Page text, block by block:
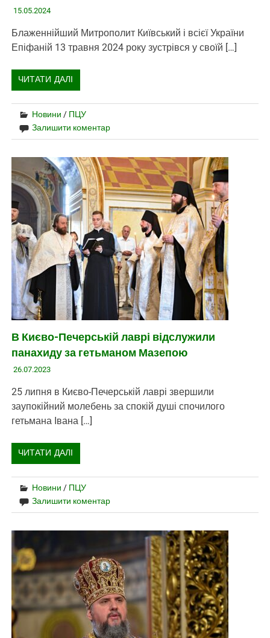
15.05.2024
Блаженнійший Митрополит Київський і всієї України
Епіфаній 13 травня 2024 року зустрівся у своїй […]
ЧИТАТИ ДАЛІ
Новини / ПЦУ
Залишити коментар
В Києво-Печерській лаврі відслужили
панахиду за гетьманом Мазепою
26.07.2023
25 липня в Києво-Печерській лаврі звершили
заупокійний молебень за спокій душі спочилого
гетьмана Івана […]
ЧИТАТИ ДАЛІ
Новини / ПЦУ
Залишити коментар